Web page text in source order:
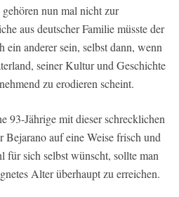
nun mal nicht zur
aus deutscher Familie müsste der
ein anderer sein, selbst dann, wenn
seiner Kultur und Geschichte
zu erodieren scheint.
93-Jährige mit dieser schrecklichen
auf eine Weise frisch und
für sich selbst wünscht, sollte man
Alter überhaupt zu erreichen.